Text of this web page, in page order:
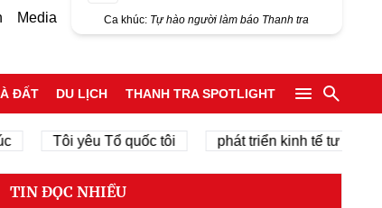
Media Ca khúc: Tự hào người làm báo Thanh tra
ĐẤT DU LỊCH THANH TRA SPOTLIGHT
Tôi yêu Tổ quốc tôi phát triển kinh tế tư nhân
TIN ĐỌC NHIỀU